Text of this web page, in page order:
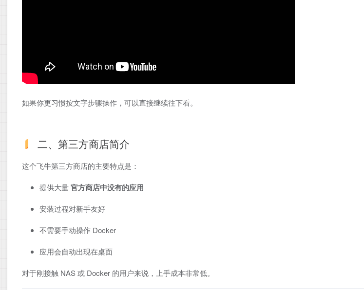
如果你更习惯按文字步骤操作，可以直接继续往下看。
二、第三方商店简介
这个飞牛第三方商店的主要特点是：
提供大量官方商店中没有的应用
安装过程对新手友好
不需要手动操作 Docker
应用会自动出现在桌面
对于刚接触 NAS 或 Docker 的用户来说，上手成本非常低。